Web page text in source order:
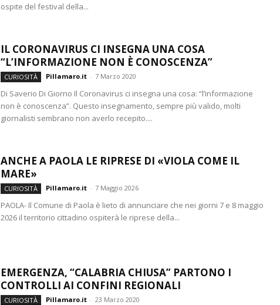
ospite del festival della...
IL CORONAVIRUS CI INSEGNA UNA COSA
“L’INFORMAZIONE NON È CONOSCENZA”
CURIOSITÀ Pillamaro.it - 7 Marzo 2020
Di Saverio Di Giorno Il Coronavirus ci insegna una cosa: “l’informazione
non è conoscenza”. Questo insegnamento, sempre più valido, molti
giornalisti sembrano non averlo recepito....
ANCHE A PAOLA LE RIPRESE DI «VIOLA COME IL
MARE»
CURIOSITÀ Pillamaro.it - 7 Maggio 2026
PAOLA- Il Comune di Paola è lieto di annunciare che nei giorni 7 e 8 maggio
2026 il territorio cittadino ospiterà le riprese della...
EMERGENZA, “CALABRIA CHIUSA” PARTONO I
CONTROLLI AI CONFINI REGIONALI
CURIOSITÀ Pillamaro.it - 23 Marzo 2020